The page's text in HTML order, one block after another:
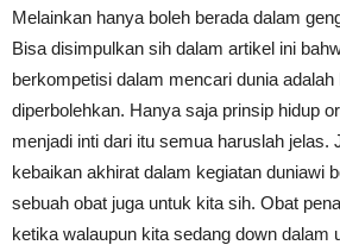
Melainkan hanya boleh berada dalam
Bisa disimpulkan sih dalam artikel ini
berkompetisi dalam mencari dunia
diperbolehkan. Hanya saja prinsip hidup
menjadi inti dari itu semua haruslah jelas.
kebaikan akhirat dalam kegiatan duniawi
sebuah obat juga untuk kita sih. Obat
ketika walaupun kita sedang down dalam